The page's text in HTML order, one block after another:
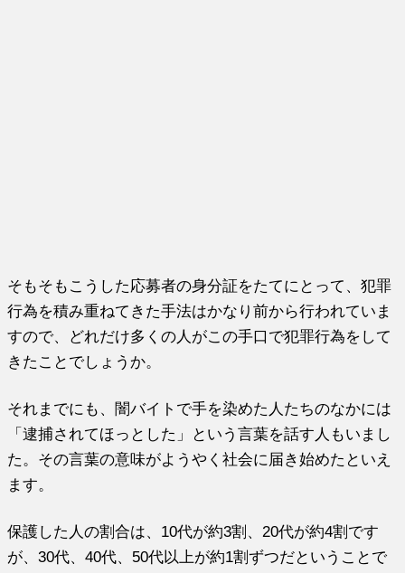
そもそもこうした応募者の身分証をたてにとって、犯罪
行為を積み重ねてきた手法はかなり前から行われていま
すので、どれだけ多くの人がこの手口で犯罪行為をして
きたことでしょうか。
それまでにも、闇バイトで手を染めた人たちのなかには
「逮捕されてほっとした」という言葉を話す人もいまし
た。その言葉の意味がようやく社会に届き始めたといえ
ます。
保護した人の割合は、10代が約3割、20代が約4割です
が、30代、40代、50代以上が約1割ずつだということで